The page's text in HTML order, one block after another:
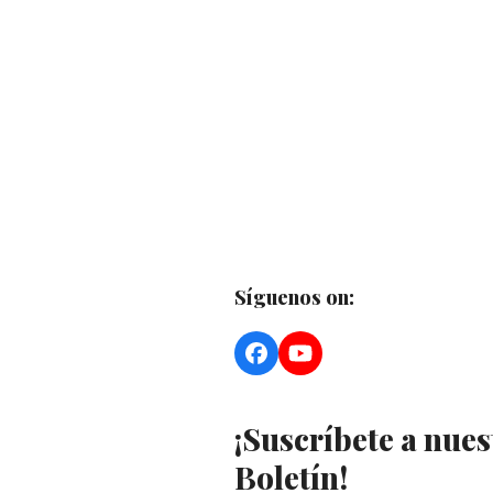
Síguenos on:
Facebook
YouTube
¡Suscríbete a
Boletín!